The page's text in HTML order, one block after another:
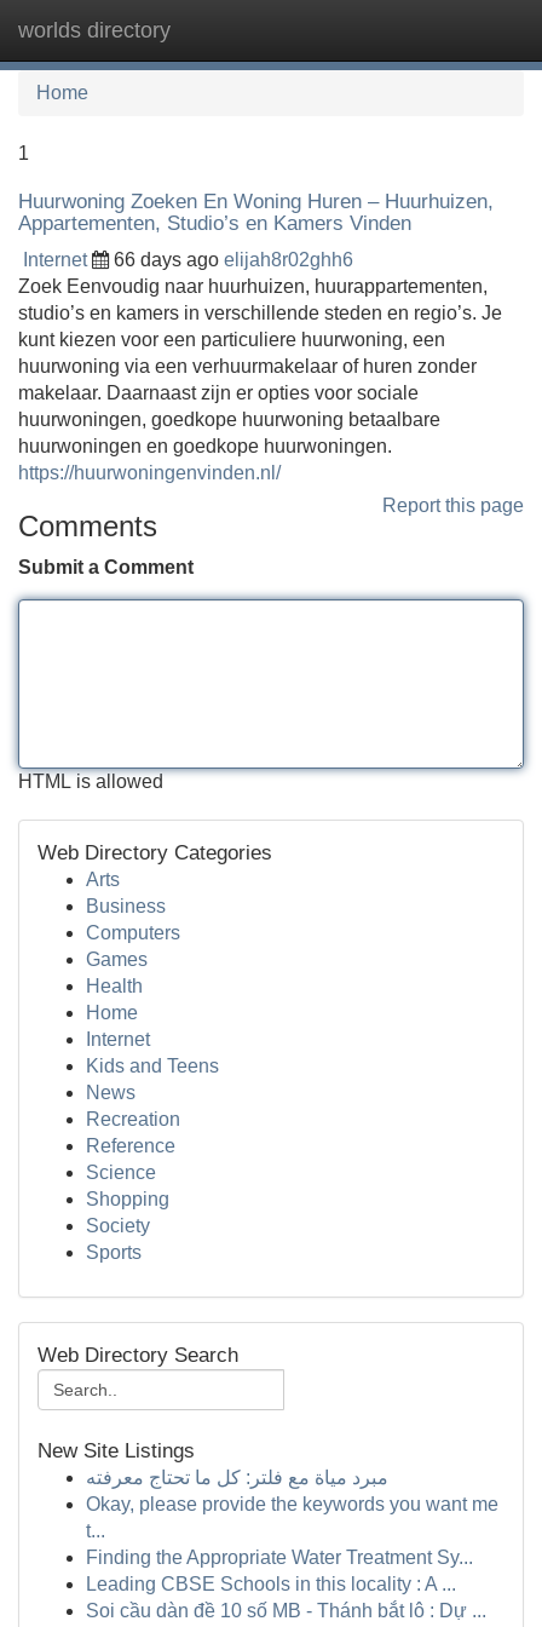
worlds directory
Home
1
Huurwoning Zoeken En Woning Huren – Huurhuizen,
Appartementen, Studio’s en Kamers Vinden
Internet 66 days ago elijah8r02ghh6
Zoek Eenvoudig naar huurhuizen, huurappartementen,
studio’s en kamers in verschillende steden en regio’s. Je
kunt kiezen voor een particuliere huurwoning, een
huurwoning via een verhuurmakelaar of huren zonder
makelaar. Daarnaast zijn er opties voor sociale
huurwoningen, goedkope huurwoning betaalbare
huurwoningen en goedkope huurwoningen.
https://huurwoningenvinden.nl/
Report this page
Comments
Submit a Comment
HTML is allowed
Web Directory Categories
Arts
Business
Computers
Games
Health
Home
Internet
Kids and Teens
News
Recreation
Reference
Science
Shopping
Society
Sports
Web Directory Search
New Site Listings
مبرد مياة مع فلتر: كل ما تحتاج معرفته
Okay, please provide the keywords you want me
t...
Finding the Appropriate Water Treatment Sy...
Leading CBSE Schools in this locality : A ...
Soi cầu dàn đề 10 số MB - Thánh bắt lô : Dự ...